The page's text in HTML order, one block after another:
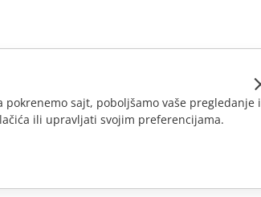
sajt, poboljšamo vaše pregledanje i
ili upravljati svojim preferencijama.